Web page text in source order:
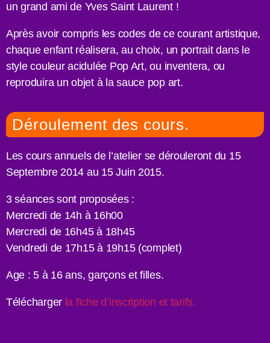
un grand ami de Yves Saint Laurent !
Après avoir compris les codes de ce courant artistique,
chaque enfant réalisera, au choix, un portrait dans le
style couleur acidulée Pop Art, ou inventera, ou
reproduira un objet à la sauce pop art.
Déroulement des cours.
Les cours annuels de l’atelier se dérouleront du 15
Septembre 2014 au 15 Juin 2015.
3 séances sont proposées :
Mercredi de 14h à 16h00
Mercredi de 16h45 à 18h45
Vendredi de 17h15 à 19h15 (complet)
Age : 5 à 16 ans, garçons et filles.
Télécharger la fiche d’inscription et tarifs.